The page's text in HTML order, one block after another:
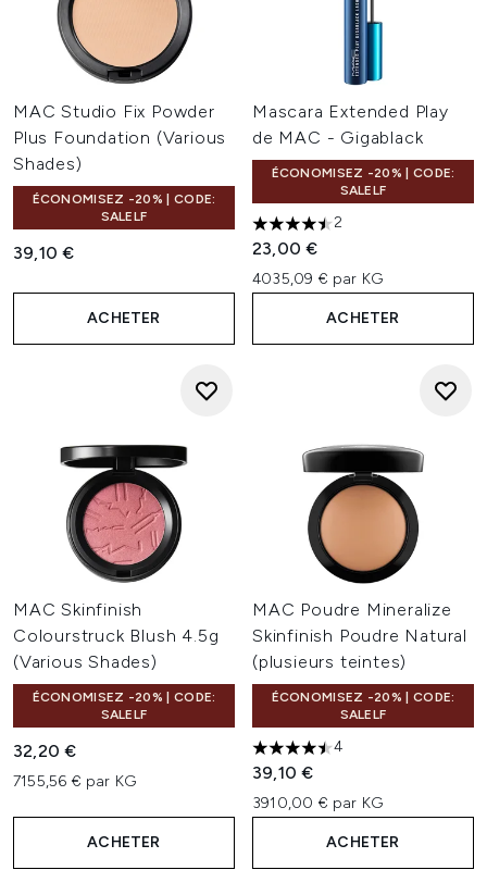
MAC Studio Fix Powder
Plus Foundation (Various
Shades)
ÉCONOMISEZ -20% | CODE:
SALELF
39,10 €
ACHETER
Mascara Extended Play
de MAC - Gigablack
ÉCONOMISEZ -20% | CODE:
SALELF
4.5 étoiles sur un maximum
2
23,00 €
4035,09 € par KG
ACHETER
MAC Skinfinish
Colourstruck Blush 4.5g
(Various Shades)
ÉCONOMISEZ -20% | CODE:
SALELF
32,20 €
7155,56 € par KG
ACHETER
MAC Poudre Mineralize
Skinfinish Poudre Natural
(plusieurs teintes)
ÉCONOMISEZ -20% | CODE:
SALELF
4.5 étoiles sur un maximum
4
39,10 €
3910,00 € par KG
ACHETER